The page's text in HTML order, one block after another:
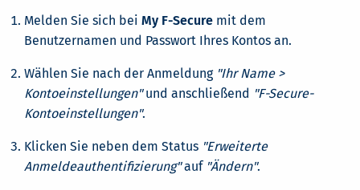
Melden Sie sich bei My F-Secure mit dem
Benutzernamen und Passwort Ihres Kontos an.
Wählen Sie nach der Anmeldung "Ihr Name >
Kontoeinstellungen"und anschließend "F-Secure-
Kontoeinstellungen".
Klicken Sie neben dem Status "Erweiterte
Anmeldeauthentifizierung"auf "Ändern".